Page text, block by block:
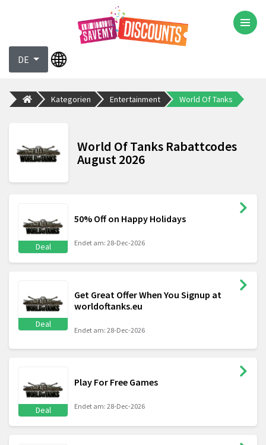
DE
Kategorien Entertainment World Of Tanks
World Of Tanks Rabattcodes
August 2026
Deal
50% Off on Happy Holidays
Endet am: 28-Dec-2026
Deal
Get Great Offer When You Signup at
worldoftanks.eu
Endet am: 28-Dec-2026
Deal
Play For Free Games
Endet am: 28-Dec-2026